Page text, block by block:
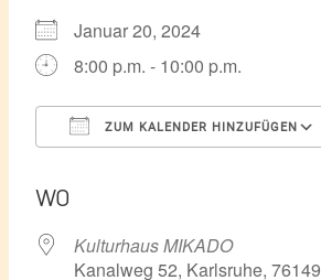
Januar 20, 2024
8:00 p.m. - 10:00 p.m.
ZUM KALENDER HINZUFÜGEN
WO
Kulturhaus MIKADO
Kanalweg 52, Karlsruhe, 76149